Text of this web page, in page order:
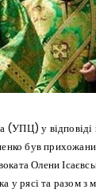
(УПЦ) у відповіді
був
Олени
у рясі та разом